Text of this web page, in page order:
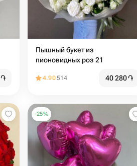
֏
Пышный букет из
пионовидных роз 21
4.90514 40 280֏
-25%